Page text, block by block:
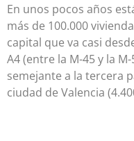
En unos pocos años
más de 100.000
capital que va casi
A4 (entre la M-45 y la
semejante a la tercera
ciudad de Valencia